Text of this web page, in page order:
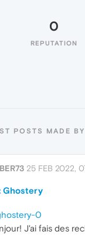
0
REPUTATION
POSTS MADE
25 FEB 2022,
Ghostery
0
J'ai fais des